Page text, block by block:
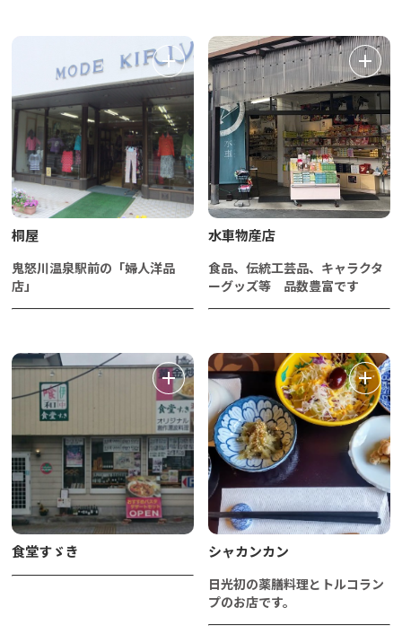
桐屋
鬼怒川温泉駅前の「婦人洋品
店」
水車物産店
食品、伝統工芸品、キャラクタ
ーグッズ等 品数豊富です
食堂すゞき シャカンカン
日光初の薬膳料理とトルコラン
プのお店です。